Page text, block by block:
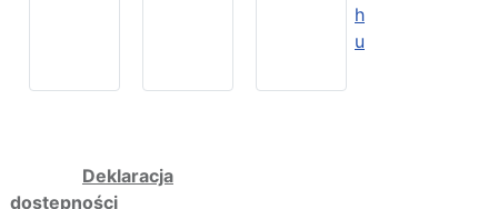
h
u
Deklaracja
dostępności